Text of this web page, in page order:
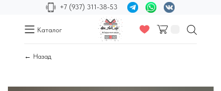
+7 (937) 311-38-53
Каталог
← Назад